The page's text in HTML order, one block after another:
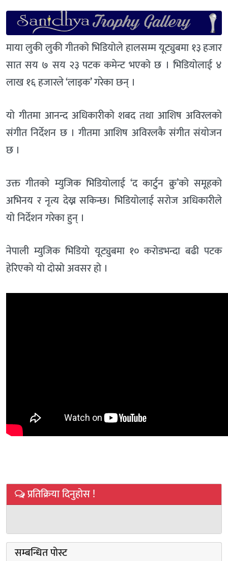
माया लुकी लुकी गीतको भिडियोले हालसम्म यूट्युबमा १३ हजार
सात सय ७ सय २३ पटक कमेन्ट भएको छ । भिडियोलाई ४
लाख १६ हजारले ‘लाइक’ गरेका छन् ।
यो गीतमा आनन्द अधिकारीको शबद तथा आशिष अविरलको
संगीत निर्देशन छ । गीतमा आशिष अविरलकै संगीत संयोजन
छ ।
उक्त गीतको म्युजिक भिडियोलाई ‘द कार्टुन क्रु’को समूहको
अभिनय र नृत्य देख्न सकिन्छ। भिडियोलाई सरोज अधिकारीले
यो निर्देशन गरेका हुन् ।
नेपाली म्युजिक भिडियो यूट्युबमा १० करोडभन्दा बढी पटक
हेरिएको यो दोस्रो अवसर हो ।
प्रतिक्रिया दिनुहोस !
सम्बन्धित पोस्ट